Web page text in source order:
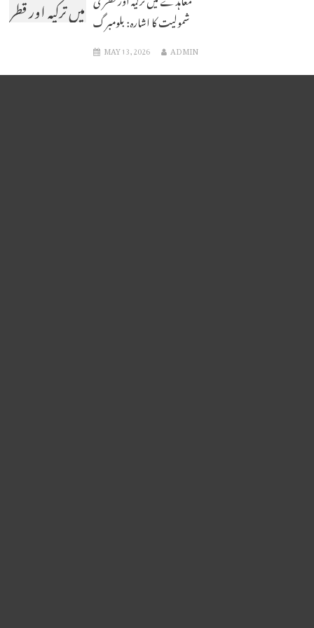
میں ترکیہ اور قطر
اشارہ: بلومبرگ
شمولیت کا اشارہ: بلومبرگ
MAY 13, 2026 ADMIN